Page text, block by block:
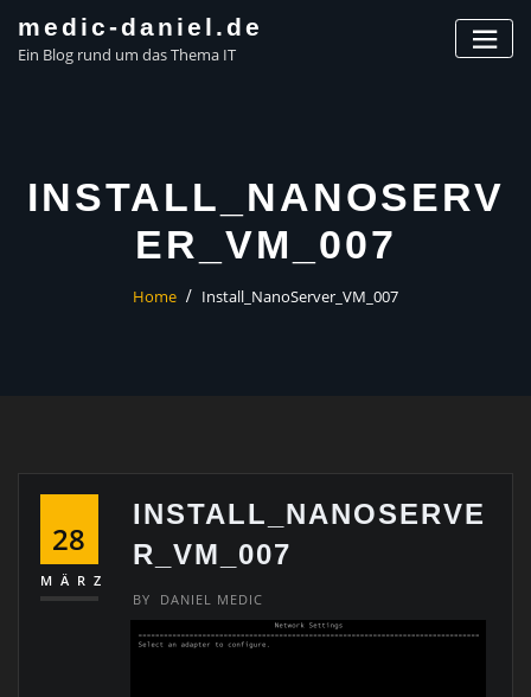
content
medic-daniel.de
Ein Blog rund um das Thema IT
INSTALL_NANOSERV
ER_VM_007
Home Install_NanoServer_VM_007
28
MÄRZ
INSTALL_NANOSERVE
R_VM_007
BY DANIEL MEDIC